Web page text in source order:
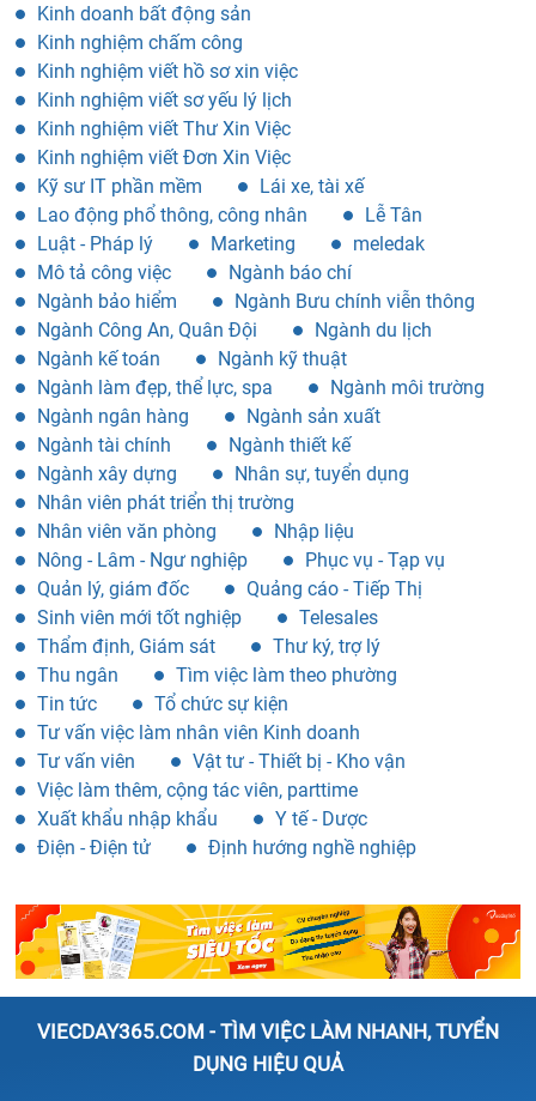
Kinh doanh bất động sản
Kinh nghiệm chấm công
Kinh nghiệm viết hồ sơ xin việc
Kinh nghiệm viết sơ yếu lý lịch
Kinh nghiệm viết Thư Xin Việc
Kinh nghiệm viết Đơn Xin Việc
Kỹ sư IT phần mềm
Lái xe, tài xế
Lao động phổ thông, công nhân
Lễ Tân
Luật - Pháp lý
Marketing
meledak
Mô tả công việc
Ngành báo chí
Ngành bảo hiểm
Ngành Bưu chính viễn thông
Ngành Công An, Quân Đội
Ngành du lịch
Ngành kế toán
Ngành kỹ thuật
Ngành làm đẹp, thể lực, spa
Ngành môi trường
Ngành ngân hàng
Ngành sản xuất
Ngành tài chính
Ngành thiết kế
Ngành xây dựng
Nhân sự, tuyển dụng
Nhân viên phát triển thị trường
Nhân viên văn phòng
Nhập liệu
Nông - Lâm - Ngư nghiệp
Phục vụ - Tạp vụ
Quản lý, giám đốc
Quảng cáo - Tiếp Thị
Sinh viên mới tốt nghiệp
Telesales
Thẩm định, Giám sát
Thư ký, trợ lý
Thu ngân
Tìm việc làm theo phường
Tin tức
Tổ chức sự kiện
Tư vấn việc làm nhân viên Kinh doanh
Tư vấn viên
Vật tư - Thiết bị - Kho vận
Việc làm thêm, cộng tác viên, parttime
Xuất khẩu nhập khẩu
Y tế - Dược
Điện - Điện tử
Định hướng nghề nghiệp
VIECDAY365.COM - TÌM VIỆC LÀM NHANH, TUYỂN
DỤNG HIỆU QUẢ